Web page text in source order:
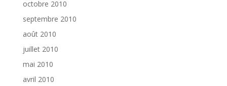
octobre 2010
septembre 2010
août 2010
juillet 2010
mai 2010
avril 2010